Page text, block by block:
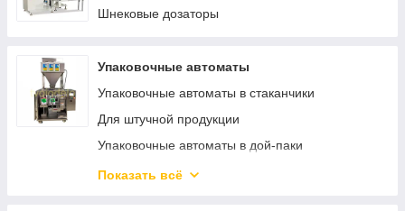
Шнековые дозаторы
Упаковочные автоматы
Упаковочные автоматы в стаканчики
Для штучной продукции
Упаковочные автоматы в дой-паки
Для текучих продуктов
Показать всё